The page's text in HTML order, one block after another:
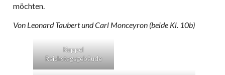
möchten.
Von Leonard Taubert und Carl Monceyron (beide Kl. 10b)
Kuppel
Reichstagsgebäude